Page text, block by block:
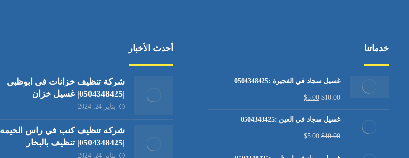
خدماتنا
غسيل سجاد في الفجيرة :0504348425
$10.00
$5.00
غسيل سجاد في العين :0504348425
$10.00
$5.00
أحدث الأخبار
شركة تنظيف خزانات في ابوظبي
|0504348425| غسيل خزان
يناير 24, 2024
شركة تنظيف كنب في راس الخيمة
|0504348425| تنظيف بالبخار
يناير 24, 2024